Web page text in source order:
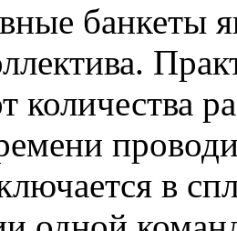
банкеты
количества
в